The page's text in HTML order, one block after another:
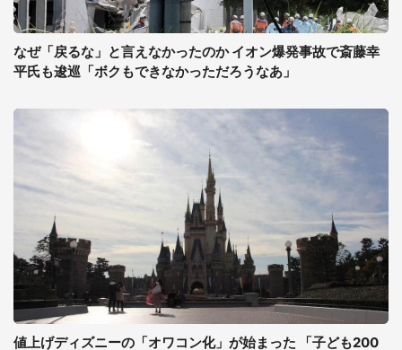
なぜ「戻るな」と言えなかったのか イオン爆発事故で斎藤幸
平氏も逡巡「ボクもできなかっただろうなあ」
値上げディズニーの「オワコン化」が始まった 「子ども200